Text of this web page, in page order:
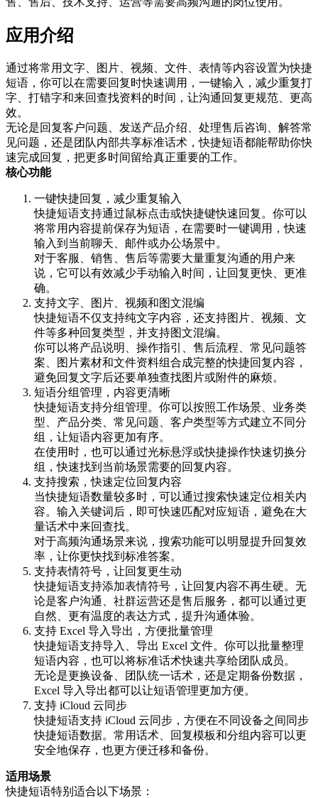
应用介绍
通过将常用文字、图片、视频、文件、表情等内容设置为快捷
短语，你可以在需要回复时快速调用，一键输入，减少重复打
字、打错字和来回查找资料的时间，让沟通回复更规范、更高
效。
无论是回复客户问题、发送产品介绍、处理售后咨询、解答常
见问题，还是团队内部共享标准话术，快捷短语都能帮助你快
速完成回复，把更多时间留给真正重要的工作。
核心功能
一键快捷回复，减少重复输入
快捷短语支持通过鼠标点击或快捷键快速回复。你可以
将常用内容提前保存为短语，在需要时一键调用，快速
输入到当前聊天、邮件或办公场景中。
对于客服、销售、售后等需要大量重复沟通的用户来
说，它可以有效减少手动输入时间，让回复更快、更准
确。
支持文字、图片、视频和图文混编
快捷短语不仅支持纯文字内容，还支持图片、视频、文
件等多种回复类型，并支持图文混编。
你可以将产品说明、操作指引、售后流程、常见问题答
案、图片素材和文件资料组合成完整的快捷回复内容，
避免回复文字后还要单独查找图片或附件的麻烦。
短语分组管理，内容更清晰
快捷短语支持分组管理。你可以按照工作场景、业务类
型、产品分类、常见问题、客户类型等方式建立不同分
组，让短语内容更加有序。
在使用时，也可以通过光标悬浮或快捷操作快速切换分
组，快速找到当前场景需要的回复内容。
支持搜索，快速定位回复内容
当快捷短语数量较多时，可以通过搜索快速定位相关内
容。输入关键词后，即可快速匹配对应短语，避免在大
量话术中来回查找。
对于高频沟通场景来说，搜索功能可以明显提升回复效
率，让你更快找到标准答案。
支持表情符号，让回复更生动
快捷短语支持添加表情符号，让回复内容不再生硬。无
论是客户沟通、社群运营还是售后服务，都可以通过更
自然、更有温度的表达方式，提升沟通体验。
支持 Excel 导入导出，方便批量管理
快捷短语支持导入、导出 Excel 文件。你可以批量整理
短语内容，也可以将标准话术快速共享给团队成员。
无论是更换设备、团队统一话术，还是定期备份数据，
Excel 导入导出都可以让短语管理更加方便。
支持 iCloud 云同步
快捷短语支持 iCloud 云同步，方便在不同设备之间同步
快捷短语数据。常用话术、回复模板和分组内容可以更
安全地保存，也更方便迁移和备份。
适用场景
快捷短语特别适合以下场景：